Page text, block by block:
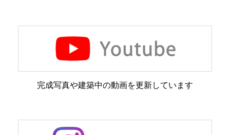
完成写真や建築中の動画を更新しています